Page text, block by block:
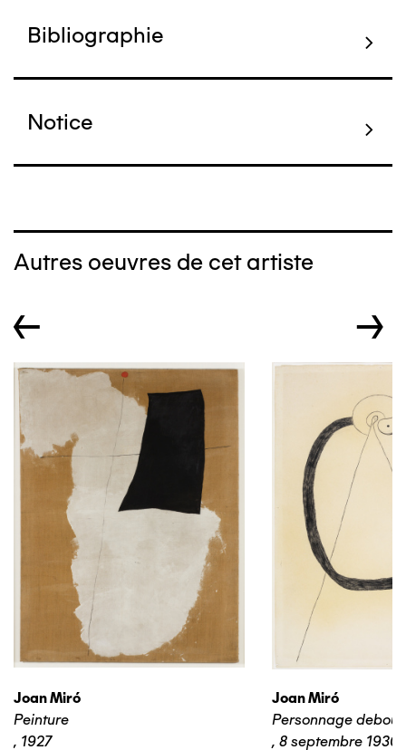
Bibliographie
Notice
Autres oeuvres de cet artiste
← →
Joan Miró
Peinture
, 1927
Joan Miró
Personnage debout
, 8 septembre 1930